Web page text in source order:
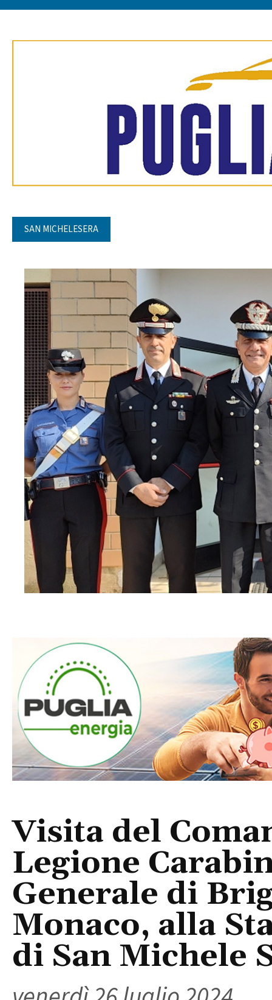
SAN MICHELESERA
Visita del
Legione
Generale di
Monaco, alla
di San Michele